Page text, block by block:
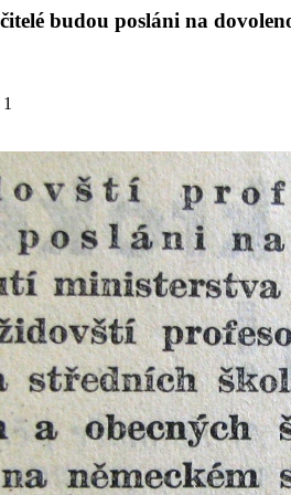
budou posláni na